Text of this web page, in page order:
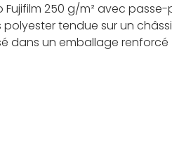
Fujifilm 250 g/m² avec
polyester tendue sur un
dans un emballage renforcé